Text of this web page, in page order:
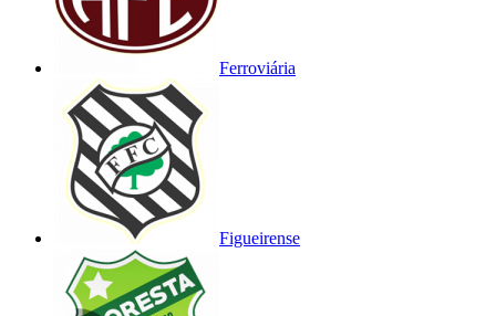
Ferroviária
Figueirense